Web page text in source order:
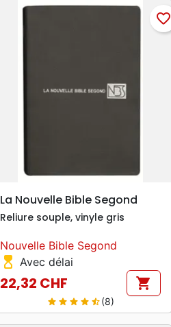
search APERÇU RAPIDE
favorite_border
La Nouvelle Bible Segond
Reliure souple, vinyle gris
Nouvelle Bible Segond
hourglass_top Avec délai
Prix
22,32 CHF shopping_cart
star star star star star_half(8)